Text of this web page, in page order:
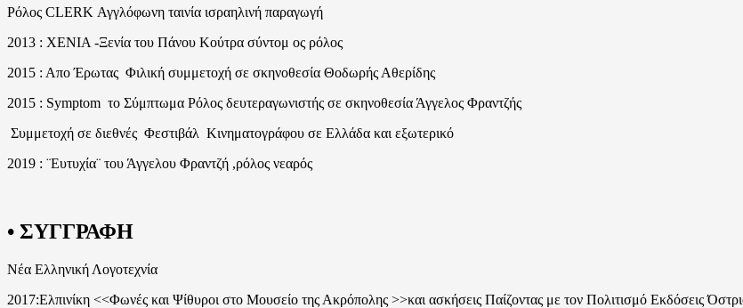
Ρόλος CLERK Αγγλόφωνη ταινία ισραηλινή παραγωγή
2013 : XENIA -Ξενία του Πάνου Κούτρα σύντομ ος ρόλος
2015 : Απο Έρωτας Φιλική συμμετοχή σε σκηνοθεσία Θοδωρής Αθερίδης
2015 : Symptom το Σύμπτωμα Ρόλος δευτεραγωνιστής σε σκηνοθεσία Άγγελος Φραντζής
Συμμετοχή σε διεθνές Φεστιβάλ Κινηματογράφου σε Ελλάδα και εξωτερικό
2019 : ¨Ευτυχία¨ του Άγγελου Φραντζή ,ρόλος νεαρός
• ΣΥΓΓΡΑΦΗ
Νέα Ελληνική Λογοτεχνία
2017:Ελπινίκη <<Φωνές και Ψίθυροι στο Μουσείο της Ακρόπολης >>και ασκήσεις Παίζοντας με τον Πολιτισμό Εκδόσεις